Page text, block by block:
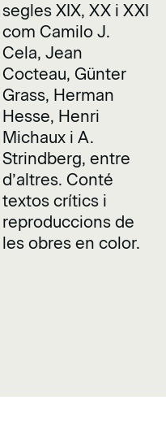
segles XIX, XX i XXI
com Camilo J.
Cela, Jean
Cocteau, Günter
Grass, Herman
Hesse, Henri
Michaux i A.
Strindberg, entre
d’altres. Conté
textos crítics i
reproduccions de
les obres en color.